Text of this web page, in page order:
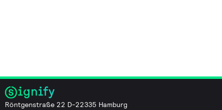
Röntgenstraße 22 D-22335 Hamburg